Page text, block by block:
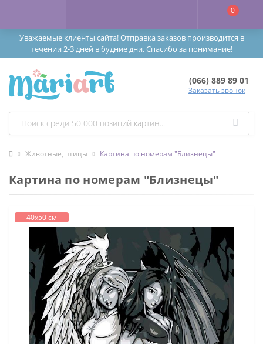
Уважаемые клиенты сайта! Отправка заказов производится в
течении 2-3 дней в будние дни. Спасибо за понимание!
0
(066) 889 89 01
Заказать звонок
Животные, птицы Картина по номерам "Близнецы"
Картина по номерам "Близнецы"
40х50 см